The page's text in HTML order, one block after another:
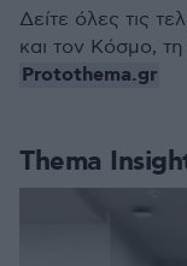
Thema
Δείτε όλες τις
και τον Κόσμο,
Protothema.gr